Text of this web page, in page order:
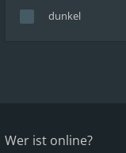
dunkel
Wer ist online?